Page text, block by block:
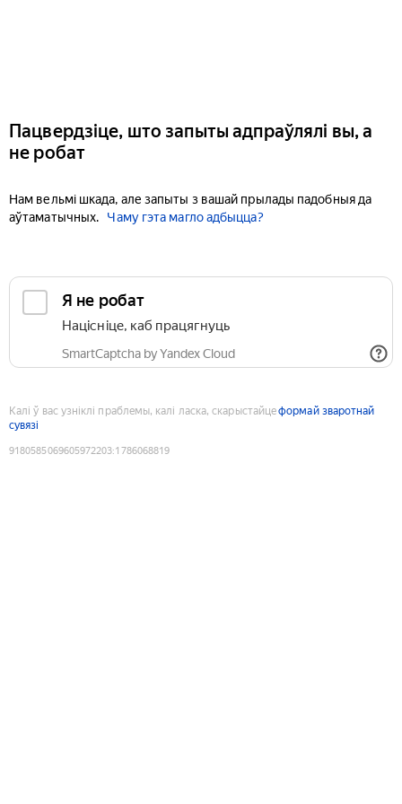
Пацвердзіце, што запыты адпраўлялі вы, а
не робат
Нам вельмі шкада, але запыты з вашай прылады падобныя да
аўтаматычных.
Чаму гэта магло адбыцца?
Я не робат
Націсніце, каб працягнуць
SmartCaptcha by Yandex Cloud
Калі ў вас узніклі праблемы, калі ласка, скарыстайцеформай зваротнай
сувязі
9180585069605972203:1786068819